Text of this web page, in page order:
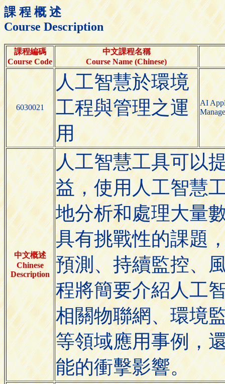
課 程 概 述
Course Description
課程編碼
Course Code
中文課程名稱
Course Name (Chinese)
6030021
人工智慧於環境
工程與管理之運
用
AI
中文概述
Chinese
Description
人工智慧工具可以
益，使用人工智慧
地分析和處理大量
具有挑戰性的課題
預測、持續監控、
程將簡要介紹人工
相關物聯網、環境
等領域應用事例，
能的衝擊影響。